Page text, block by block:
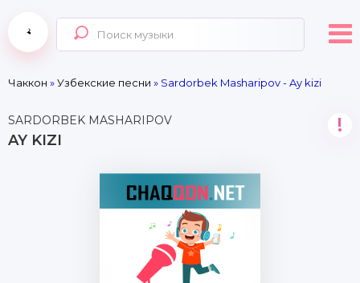
Чаккон »Узбекские песни » Sardorbek Masharipov - Ay kizi
SARDORBEK MASHARIPOV
AY KIZI
!